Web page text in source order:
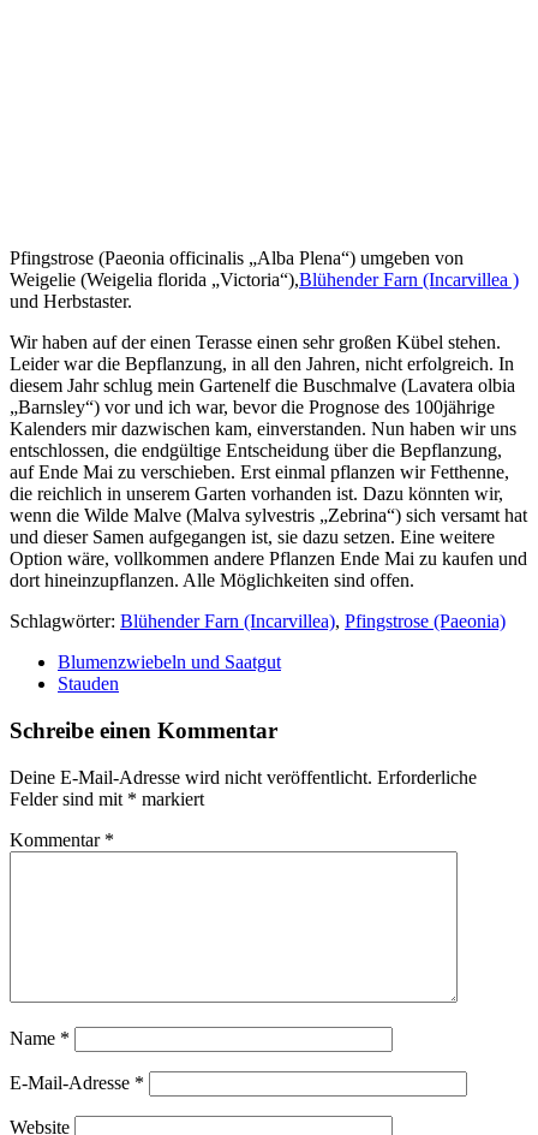
Pfingstrose (Paeonia officinalis „Alba Plena“) umgeben von
Weigelie (Weigelia florida „Victoria“),Blühender Farn (Incarvillea )
und Herbstaster.
Wir haben auf der einen Terasse einen sehr großen Kübel stehen.
Leider war die Bepflanzung, in all den Jahren, nicht erfolgreich. In
diesem Jahr schlug mein Gartenelf die Buschmalve (Lavatera olbia
„Barnsley“) vor und ich war, bevor die Prognose des 100jährige
Kalenders mir dazwischen kam, einverstanden. Nun haben wir uns
entschlossen, die endgültige Entscheidung über die Bepflanzung,
auf Ende Mai zu verschieben. Erst einmal pflanzen wir Fetthenne,
die reichlich in unserem Garten vorhanden ist. Dazu könnten wir,
wenn die Wilde Malve (Malva sylvestris „Zebrina“) sich versamt hat
und dieser Samen aufgegangen ist, sie dazu setzen. Eine weitere
Option wäre, vollkommen andere Pflanzen Ende Mai zu kaufen und
dort hineinzupflanzen. Alle Möglichkeiten sind offen.
Schlagwörter: Blühender Farn (Incarvillea), Pfingstrose (Paeonia)
Blumenzwiebeln und Saatgut
Stauden
Schreibe einen Kommentar
Deine E-Mail-Adresse wird nicht veröffentlicht. Erforderliche
Felder sind mit * markiert
Kommentar *
Name *
E-Mail-Adresse *
Website